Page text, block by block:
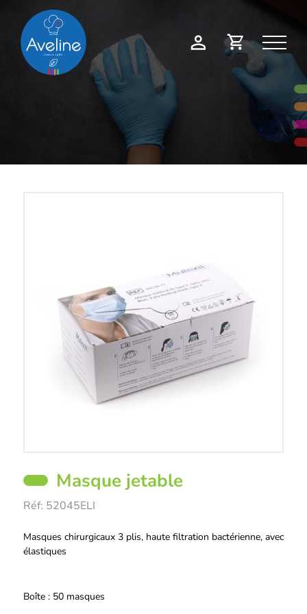
Mon
compte
Demande
de
devis
Masque jetable
Réf: 52045ELI
Description
Masques chirurgicaux 3 plis, haute filtration bactérienne, avec
élastiques
Boîte : 50 masques